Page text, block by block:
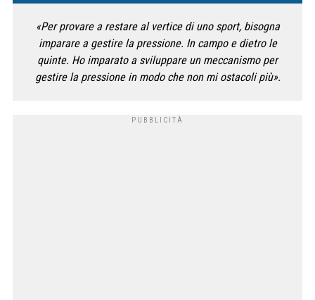
«Per provare a restare al vertice di uno sport, bisogna
imparare a gestire la pressione. In campo e dietro le
quinte. Ho imparato a sviluppare un meccanismo per
gestire la pressione in modo che non mi ostacoli più».